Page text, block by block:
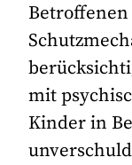
mit
Kinder in